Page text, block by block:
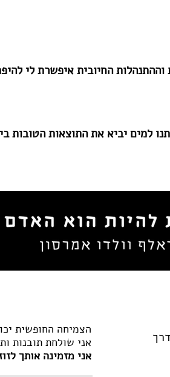
החיובית איפשרת לי
למים יביא את התוצאות הטובות
הצמיחה החופשית
אני שולחת תובנות
:) אני מזמינה אותך